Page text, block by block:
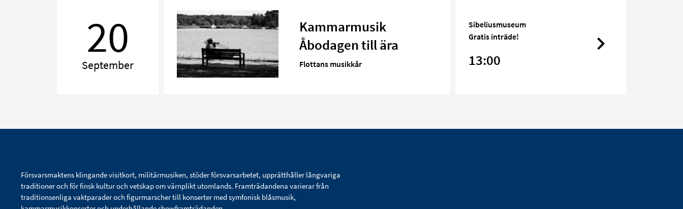
20
September
Kammarmusik
Åbodagen till ära
Flottans musikkår
Sibeliusmuseum
Gratis inträde!
13:00
Försvarsmaktens klingande visitkort, militärmusiken, stöder försvarsarbetet, upprätthåller långvariga
traditioner och för finsk kultur och vetskap om värnplikt utomlands. Framträdandena varierar från
traditionsenliga vaktparader och figurmarscher till konserter med symfonisk blåsmusik,